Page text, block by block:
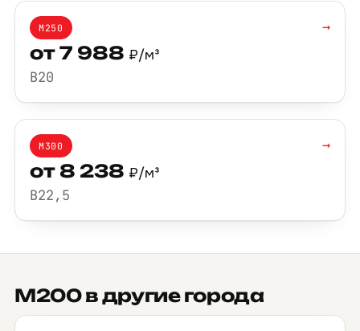
М250
от 7 988 ₽/м³
B20
→
М300
от 8 238 ₽/м³
B22,5
→
М200 в другие города